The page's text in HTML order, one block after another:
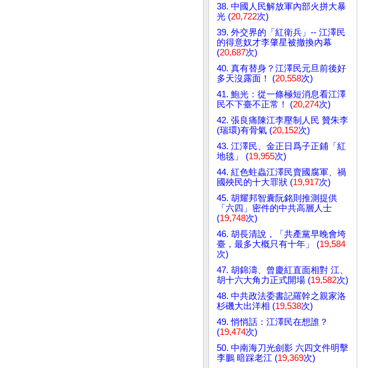
38. 中國人民解放軍內部火拼大暴
光 (20,722次)
39. 外交界的「紅衛兵」-- 江澤民
的得意奴才李肇星被撤換內幕
(20,687次)
40. 真有替身？江澤民元旦前後好
多天沒露面！ (20,558次)
41. 鮑光：從一條極短消息看江澤
民不下臺不正常！ (20,274次)
42. 張良痛陳江李壓制人民 贊朱李
(瑞環)有骨氣 (20,152次)
43. 江澤民、金正日爲子正鋪「紅
地毯」 (19,955次)
44. 紅色蛀蟲江澤民賣國腐軍、禍
國殃民的十大罪狀 (19,917次)
45. 胡耀邦智囊阮銘則推測提供
「六四」密件的中共高層人士
(19,748次)
46. 胡長清說，「共產黨早晚會垮
臺，最多大概只有十年」 (19,584
次)
47. 胡錦濤、曾慶紅直面相對 江、
胡十六大角力正式開場 (19,582次)
48. 中共政法委書記羅幹之親家洛
杉磯大出洋相 (19,538次)
49. 悄悄話：江澤民在想誰？
(19,474次)
50. 中南海刀光劍影 六四文件明擊
李鵬 暗踩老江 (19,369次)